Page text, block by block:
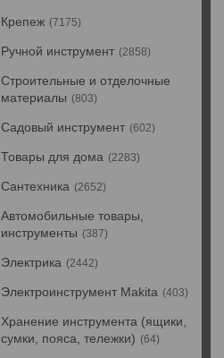
Крепеж 7175
Ручной инструмент 2858
Строительные и отделочные
материалы
803
Садовый инструмент 602
Товары для дома 2283
Сантехника 2652
Автомобильные товары,
инструменты
387
Электрика 2442
Электроинструмент Makita 403
Хранение инструмента (ящики,
сумки, пояса, тележки)
64